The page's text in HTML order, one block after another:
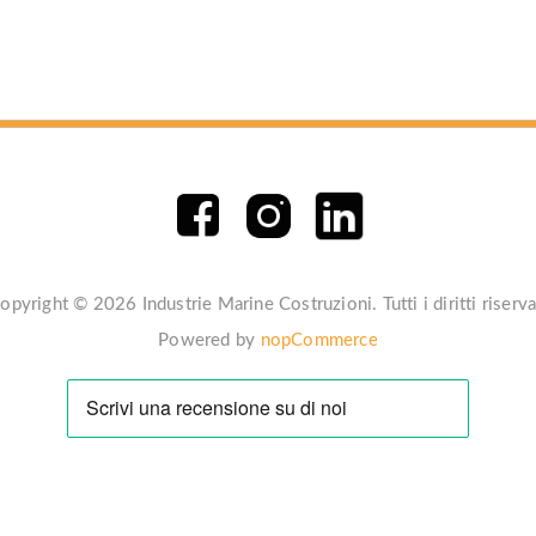
© 2026 Industrie Marine Costruzioni. Tutti i diritti
Powered by nopCommerce